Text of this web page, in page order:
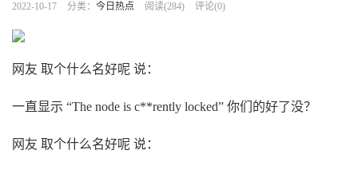
2022-10-17 分类： 今日热点 阅读(284) 评论(0)
网友 取个什么名好呢 说：
一直显示 “The node is c**rently locked” 你们的好了没？
网友 取个什么名好呢 说：